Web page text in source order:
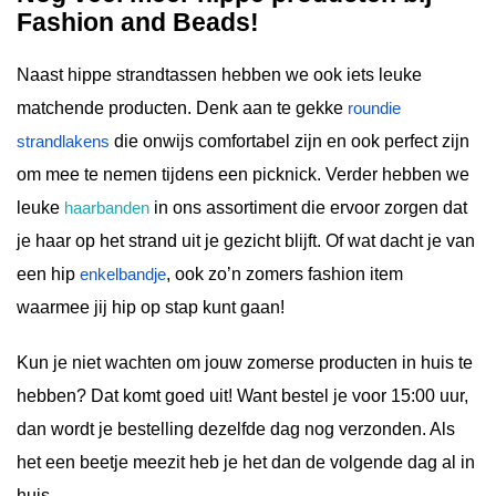
Fashion and Beads!
Naast hippe strandtassen hebben we ook iets leuke
matchende producten. Denk aan te gekke roundie
strandlakens die onwijs comfortabel zijn en ook perfect zijn
om mee te nemen tijdens een picknick. Verder hebben we
leuke haarbanden in ons assortiment die ervoor zorgen dat
je haar op het strand uit je gezicht blijft. Of wat dacht je van
een hip enkelbandje, ook zo’n zomers fashion item
waarmee jij hip op stap kunt gaan!
Kun je niet wachten om jouw zomerse producten in huis te
hebben? Dat komt goed uit! Want bestel je voor 15:00 uur,
dan wordt je bestelling dezelfde dag nog verzonden. Als
het een beetje meezit heb je het dan de volgende dag al in